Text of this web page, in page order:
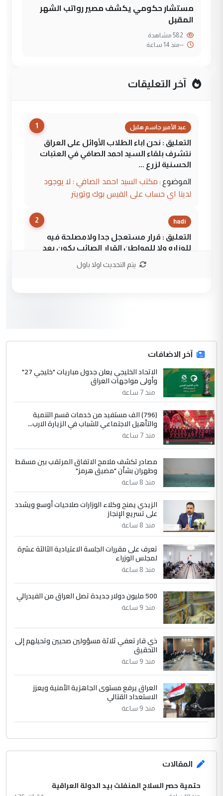
مستشار حكومي يكشف مصير رواتب الشهر
المقبل
--منذ 14 ساعة
آخر التعليقات
1 عبد الأمير جاسم هليل
التعليق : نحن اباء الطلاب الأوائل على العراق
نتشرف بلقاء السيد احمد الصافي في العتبات
الحسنية لزرع ...
الموضوع : مكتب السيد احمد الصافي : لا يوجود
لدينا اي حساب على الفيس بوك وتويتر
2 hadi
التعليق : قرار مستعجل جدا ولامصلحة فيه
للوزاره ولا للمواطن القرار الصائب يكون بعد
جنسية الرافد الثالث للعراق ومن اصول عريقة
ابا فرات ...
الموضوع :
الجواهري يرد على صدام حسين سل
مضجعيك يابن الزنا (نص كامل)
سردار
التعليق : واحد من عصابة علي ماما يسقط
جنسية الرافد الثالث للعراق ومن اصول عريقة
ابا فرات ...
الجواهري يرد على صدام حسين سل
مضجعيك يابن الزنا (نص كامل)
5
التعليق : تحياتي لك استاذ حامدتركان. كلام
دقيق ومسؤول؛ فالاستثمار الحقيقي للإنسان
الموضوع :
بين الإهمال واغتصاب الأرض.. بلاد
الرافدين تعاني الجفاف والتصحر!!
يتم التحديث اولا باول
آخر الاضافات
الاتحاد الخليجي يعلن جدول مباريات "خليجي 27"
وأولى مواجهات العراق
منذ 7 ساعة
(796) الف مستفيد من خدمات قسم التنمية
والتأهيل الاجتماعي للشباب في الزيارة الارب...
منذ 7 ساعة
مصادر تكشف ملامح الاتفاق المرتقب بين مسقط
وطهران بشأن "مضيق هرمز"
منذ 8 ساعة
الزيدي يمنح وكلاء الوزارات صلاحيات أوسع ويشدد
على تسريع الإنجاز
منذ 8 ساعة
تعرف على مقررات الجلسة الاعتيادية الثالثة عشرة
لمجلس الوزراء
منذ 8 ساعة
500 مليون دولار جديدة تصل العراق من الفيدرالي
منذ 9 ساعة
ذي قار تعفي ثلاثة مسؤولين صحيين وتحيلهم إلى
التحقيق
منذ 9 ساعة
العراق يرفع مستوى الجاهزية الأمنية ويعزز
الاستعداد القتالي
منذ 9 ساعة
المقالات
حتمية حصر السلاح المنفلت بيد الدولة العراقية